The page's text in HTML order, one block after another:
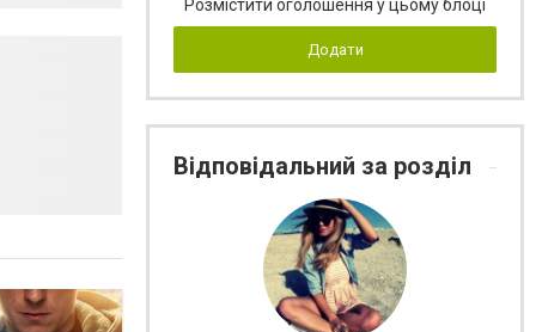
Розмістити оголошення у цьому блоці
Додати
Відповідальний за розділ